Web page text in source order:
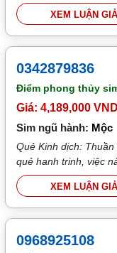
XEM LUẬN GIẢI
0342879836
Điểm phong thủy
Giá: 4,189,000 VND
Sim ngũ hành: Mộc
Quẻ Kinh dịch:
quẻ hanh trinh, việc
XEM LUẬN GIẢI
0968925108